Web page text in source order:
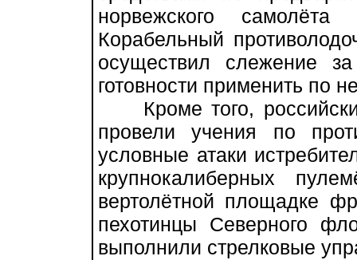
норвежского самолёта
Корабельный
осуществил слежение
готовности применить по
Кроме того,
провели учения по
условные атаки
крупнокалиберных
вертолётной площадке
пехотинцы Северного
выполнили стрелковые